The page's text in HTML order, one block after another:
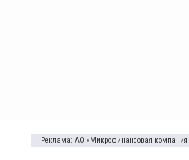
Реклама: АО «Микрофинансовая компания